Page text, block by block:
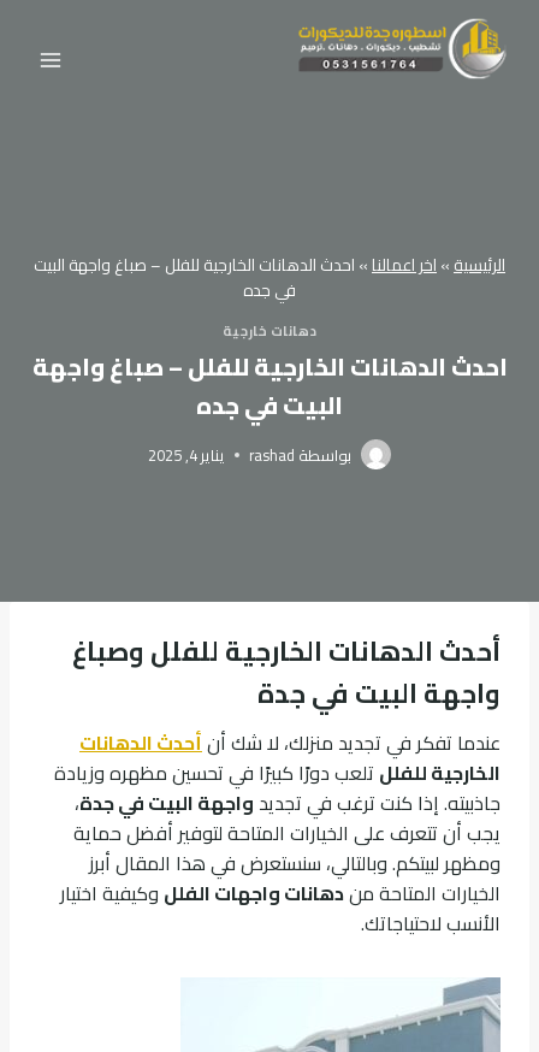
المحتوى
الرئيسية»اخر اعمالنا»احدث الدهانات الخارجية للفلل – صباغ واجهة البيت
في جده
دهانات خارجية
احدث الدهانات الخارجية للفلل – صباغ واجهة
البيت في جده
بواسطة rashad يناير 4, 2025
أحدث الدهانات الخارجية للفلل وصباغ
واجهة البيت في جدة
عندما تفكر في تجديد منزلك، لا شك أنأحدث الدهانات
الخارجية للفلل تلعب دورًا كبيرًا في تحسين مظهره وزيادة
جاذبيته. إذا كنت ترغب في تجديد واجهة البيت في جدة،
يجب أن تتعرف على الخيارات المتاحة لتوفير أفضل حماية
ومظهر لبيتكم. وبالتالي، سنستعرض في هذا المقال أبرز
الخيارات المتاحة مندهانات واجهات الفلل وكيفية اختيار
الأنسب لاحتياجاتك.